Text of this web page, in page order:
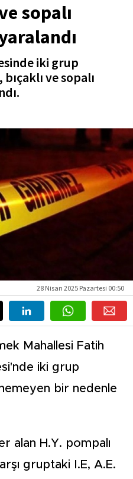
sopalı
iki grup
ve sopalı
28 Nisan 2025 Pazartesi 00:50
Mahallesi Fatih
iki grup
bir nedenle
alan H.Y. pompalı
gruptaki I.E, A.E.